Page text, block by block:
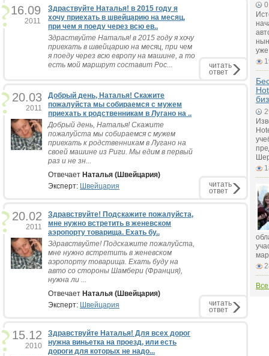
16.09
2011
Здраствуйте Наталья! в 2015 году я
хочу приехать в швейцарию на месяц,
при чем я поеду через всю ев..
Здраствуйте Наталья! в 2015 году я хочу
приехать в швейцарию на месяц, при чем
я поеду через всю европу на машине, а то
есть мой маршрут составит Рос...
читать
ответ
20.03
2011
Добрый день, Наталья! Скажите
пожалуйста мы собираемся с мужем
приехать к родственникам в Лугано на ..
Добрый день, Наталья! Скажите
пожалуйста мы собираемся с мужем
приехать к родственникам в Лугано на
своей машине из Риги. Мы едим в первый
раз и не зн...
Отвечает Наталья (Швейцария)
Эксперт: Швейцария читать
ответ
20.02
2011
Здравствуйте! Подскажите пожалуйста,
мне нужно встретить в женевском
аэропорту товарища. Ехать бу..
Здравствуйте! Подскажите пожалуйста,
мне нужно встретить в женевском
аэропорту товарища. Ехать буду на
авто со стороны Шамбери (Франция),
нужна ли ...
Отвечает Наталья (Швейцария)
Эксперт: Швейцария читать
ответ
15.12
2010
Здравствуйте Наталья! Для всех дорог
нужна виньетка на проезд, или есть
дороги для которых не надо...